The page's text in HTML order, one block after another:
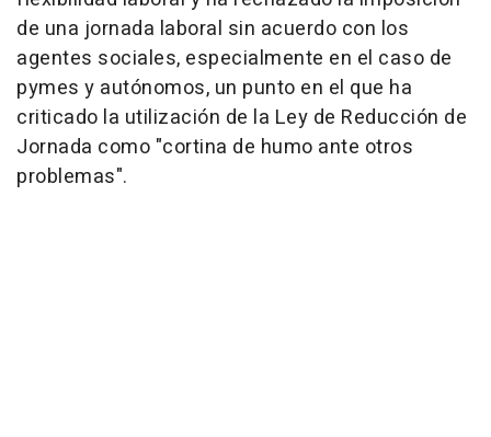
de una jornada laboral sin acuerdo con los
agentes sociales, especialmente en el caso de
pymes y autónomos, un punto en el que ha
criticado la utilización de la Ley de Reducción de
Jornada como "cortina de humo ante otros
problemas".